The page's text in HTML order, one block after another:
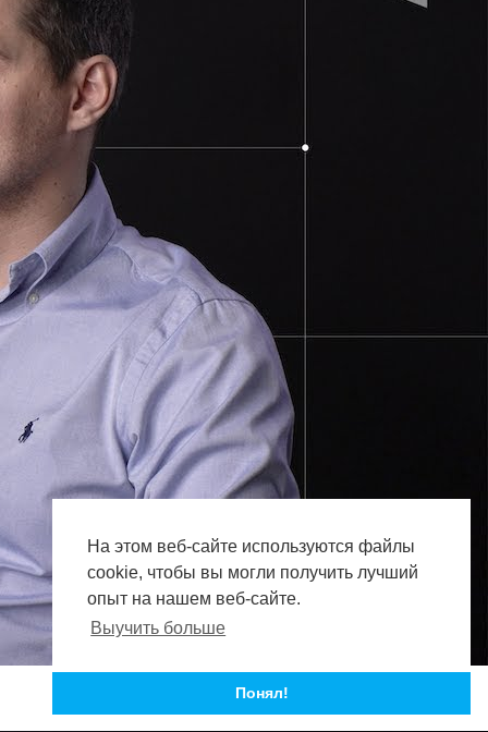
На этом веб-сайте используются файлы
cookie, чтобы вы могли получить лучший
опыт на нашем веб-сайте.
Выучить больше
Понял!